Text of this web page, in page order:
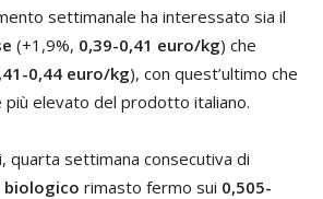
settimanale ha interessato sia il
(+1,9%, 0,39-0,41 euro/kg) che
0,44 euro/kg), con quest’ultimo che
più elevato del prodotto italiano.
quarta settimana consecutiva di
rimasto fermo sui 0,505-